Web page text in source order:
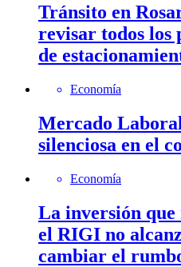
Tránsito en
revisar todos los
de
Economía
Mercado
silenciosa en el
Economía
La inversión que
el RIGI no
cambiar el